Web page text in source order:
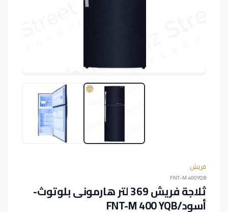
فريش
FNT-M 400YQB
ثلاجة فريش 369 لتر هارمونى بلوتوث-
أسود/FNT-M 400 YQB